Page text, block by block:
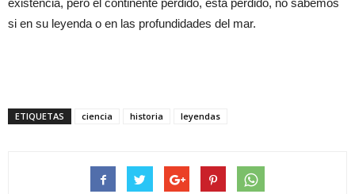
existencia, pero el continente perdido, está perdido, no sabemos
si en su leyenda o en las profundidades del mar.
ETIQUETAS ciencia historia leyendas